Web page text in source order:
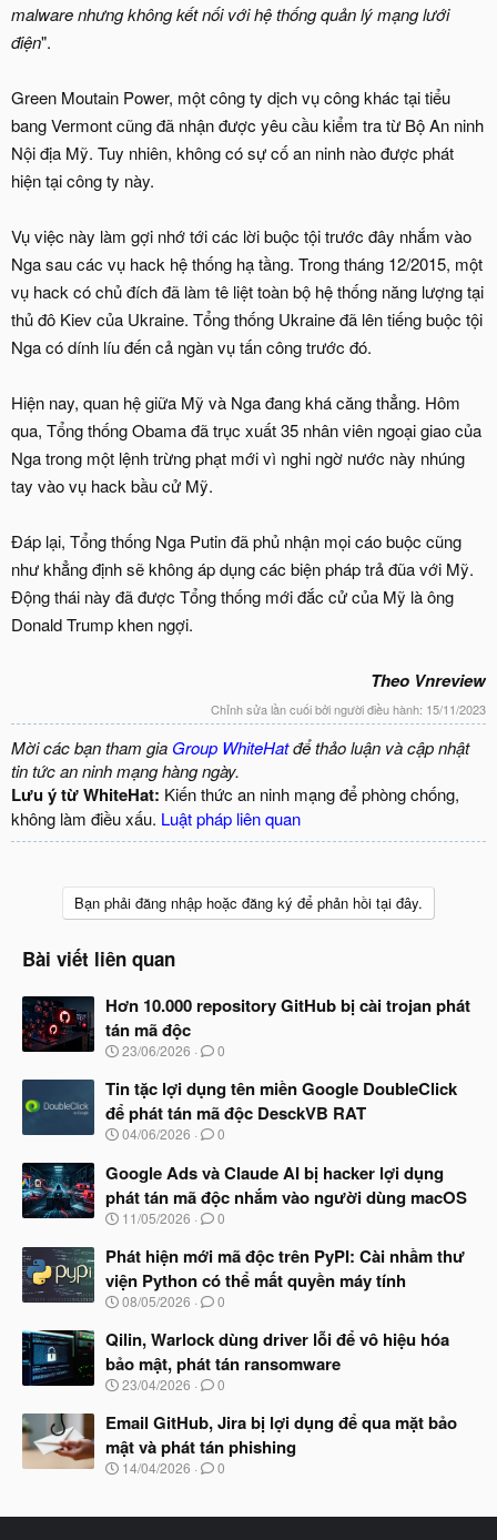
malware nhưng không kết nối với hệ thống quản lý mạng lưới
điện".
Green Moutain Power, một công ty dịch vụ công khác tại tiểu
bang Vermont cũng đã nhận được yêu cầu kiểm tra từ Bộ An ninh
Nội địa Mỹ. Tuy nhiên, không có sự cố an ninh nào được phát
hiện tại công ty này.
Vụ việc này làm gợi nhớ tới các lời buộc tội trước đây nhắm vào
Nga sau các vụ hack hệ thống hạ tầng. Trong tháng 12/2015, một
vụ hack có chủ đích đã làm tê liệt toàn bộ hệ thống năng lượng tại
thủ đô Kiev của Ukraine. Tổng thống Ukraine đã lên tiếng buộc tội
Nga có dính líu đến cả ngàn vụ tấn công trước đó.
Hiện nay, quan hệ giữa Mỹ và Nga đang khá căng thẳng. Hôm
qua, Tổng thống Obama đã trục xuất 35 nhân viên ngoại giao của
Nga trong một lệnh trừng phạt mới vì nghi ngờ nước này nhúng
tay vào vụ hack bầu cử Mỹ.
Đáp lại, Tổng thống Nga Putin đã phủ nhận mọi cáo buộc cũng
như khẳng định sẽ không áp dụng các biện pháp trả đũa với Mỹ.
Động thái này đã được Tổng thống mới đắc cử của Mỹ là ông
Donald Trump khen ngợi.
Theo Vnreview
Chỉnh sửa lần cuối bởi người điều hành: 15/11/2023
Mời các bạn tham gia Group WhiteHatđể thảo luận và cập nhật
tin tức an ninh mạng hàng ngày.
Lưu ý từ WhiteHat: Kiến thức an ninh mạng để phòng chống,
không làm điều xấu. Luật pháp liên quan
Bạn phải đăng nhập hoặc đăng ký để phản hồi tại đây.
Bài viết liên quan
Hơn 10.000 repository GitHub bị cài trojan phát
tán mã độc
N
à
y
b
ắ
đ
ầ
u
23/06/2026 0
Tin tặc lợi dụng tên miền Google DoubleClick
để phát tán mã độc DesckVB RAT
N
à
y
b
ắ
đ
ầ
u
04/06/2026 0
Google Ads và Claude AI bị hacker lợi dụng
phát tán mã độc nhắm vào người dùng macOS
N
à
b
ắ
đ
ầ
u
11/05/2026 0
Phát hiện mới mã độc trên PyPI: Cài nhầm thư
viện Python có thể mất quyền máy tính
N
à
y
b
ắ
đ
ầ
u
08/05/2026 0
Qilin, Warlock dùng driver lỗi để vô hiệu hóa
bảo mật, phát tán ransomware
N
à
b
ắ
23/04/2026 0
Email GitHub, Jira bị lợi dụng để qua mặt bảo
mật và phát tán phishing
N
y
14/04/2026 0